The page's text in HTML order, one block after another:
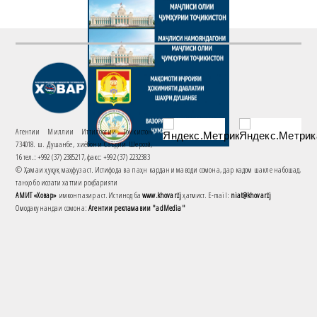
Агентии Миллии Иттилоотии Тоҷикистон
734018. ш. Душанбе, хиёбони Саъдии Шерозӣ,
16 тел.: +992 (37) 2385217, факс: +992 (37) 2232383
© Ҳамаи ҳуқуқ маҳфуз аст. Истифода ва паҳн кардани маводи сомона, дар кадом шакле набошад,
танҳо бо иҷозати хаттии роҳбарияти
АМИТ «Ховар» имконпазир аст. Истинод баwww.khovar.tjҳатмист. E-mail: niat@khovar.tj
Омодакунандаи сомона:Агентии рекламавии "adMedia"